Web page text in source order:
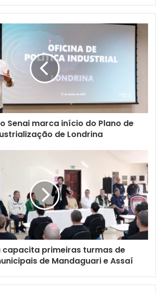
de visão dos motoristas nos momentos
até por uma questão natural,
na hora de atravessar a rua”, salienta o
de Educação no Trânsito da CMTU,
uma equipe de apoio da companhia
uma série de bonecos simulando
passam na frente do coletivo. Além
foram colocados atrás e nas
as situações em que as pessoas
olhos dos motoristas dos coletivos.
do transporte coletivo geralmente cria
cegos.
Senai marca início do Plano de
de Londrina
capacita primeiras turmas de
de Mandaguari e Assaí